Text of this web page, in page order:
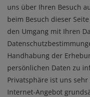
uns über Ihren Besuch
beim Besuch dieser
den Umgang mit Ihren
Handhabung der
persönlichen Daten zu
Privatsphäre ist uns
Internet-Angebot